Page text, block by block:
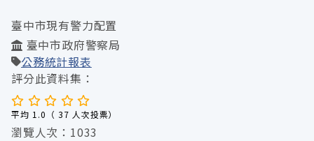
臺中市現有警力配置
臺中市政府警察局
公務統計報表
評分此資料集：
平均 1.0（ 37 人次投票）
瀏覽人次：1033